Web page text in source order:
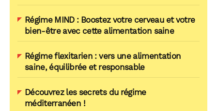
Régime MIND : Boostez votre cerveau et votre
bien-être avec cette alimentation saine
Régime flexitarien : vers une alimentation
saine, équilibrée et responsable
Découvrez les secrets du régime
méditerranéen !